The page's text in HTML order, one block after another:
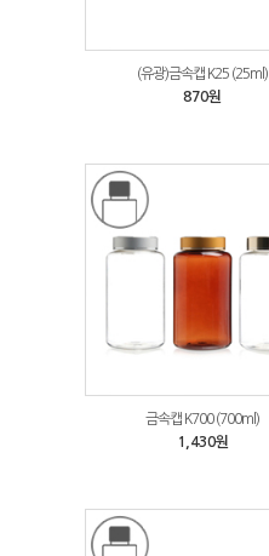
(유광)금속캡 K25 (25ml)
870원
금속캡 K700 (700ml)
1,430원